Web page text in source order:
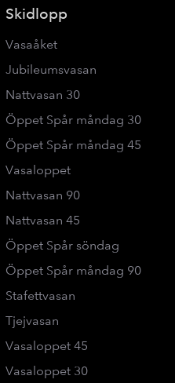
Skidlopp
Vasaåket
Jubileumsvasan
Nattvasan 30
Öppet Spår måndag 30
Öppet Spår måndag 45
Vasaloppet
Nattvasan 90
Nattvasan 45
Öppet Spår söndag
Öppet Spår måndag 90
Stafettvasan
Tjejvasan
Vasaloppet 45
Vasaloppet 30